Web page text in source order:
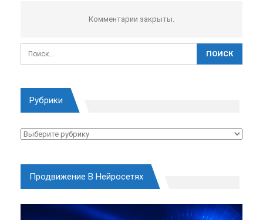
Комментарии закрыты.
Рубрики
Рубрики
Продвижение В Нейросетях